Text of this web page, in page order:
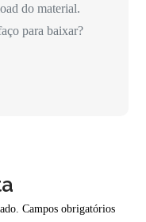
do material.
para baixar?
Campos obrigatórios